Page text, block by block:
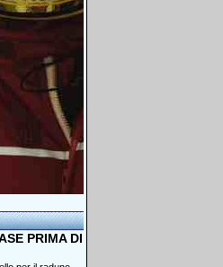
PRIMA DI